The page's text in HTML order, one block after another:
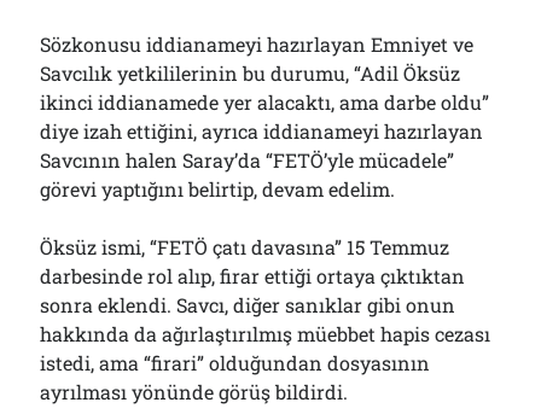
Sözkonusu iddianameyi hazırlayan Emniyet ve
Savcılık yetkililerinin bu durumu, “Adil Öksüz
ikinci iddianamede yer alacaktı, ama darbe oldu”
diye izah ettiğini, ayrıca iddianameyi hazırlayan
Savcının halen Saray’da “FETÖ’yle mücadele”
görevi yaptığını belirtip, devam edelim.
Öksüz ismi, “FETÖ çatı davasına” 15 Temmuz
darbesinde rol alıp, firar ettiği ortaya çıktıktan
sonra eklendi. Savcı, diğer sanıklar gibi onun
hakkında da ağırlaştırılmış müebbet hapis cezası
istedi, ama “firari” olduğundan dosyasının
ayrılması yönünde görüş bildirdi.